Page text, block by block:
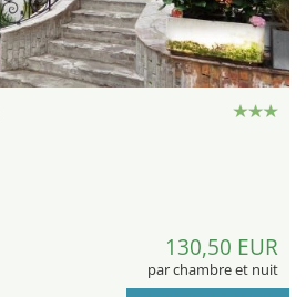
130,50 EUR
par chambre et nuit